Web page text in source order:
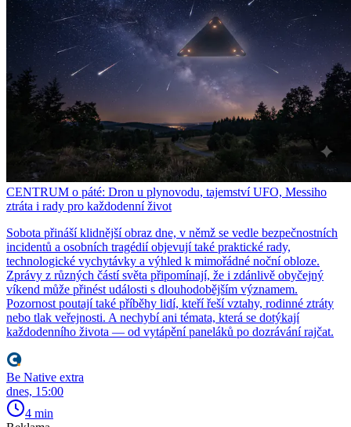
CENTRUM o páté: Dron u plynovodu, tajemství UFO, Messiho
ztráta i rady pro každodenní život
Sobota přináší klidnější obraz dne, v němž se vedle bezpečnostních
incidentů a osobních tragédií objevují také praktické rady,
technologické vychytávky a výhled k mimořádné noční obloze.
Zprávy z různých částí světa připomínají, že i zdánlivě obyčejný
víkend může přinést události s dlouhodobějším významem.
Pozornost poutají také příběhy lidí, kteří řeší vztahy, rodinné ztráty
nebo tlak veřejnosti. A nechybí ani témata, která se dotýkají
každodenního života — od vytápění paneláků po dozrávání rajčat.
Be Native extra
dnes, 15:00
4 min